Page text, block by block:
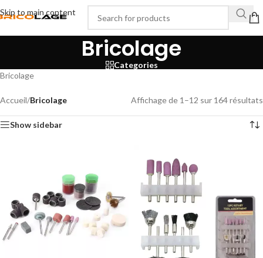
Skip to main content
Bricolage
Categories
Bricolage
Accueil/Bricolage Affichage de 1–12 sur 164 résultats
Show sidebar